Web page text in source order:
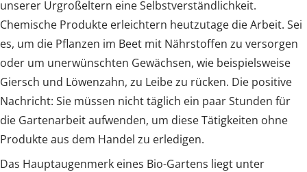
unserer Urgroßeltern eine Selbstverständlichkeit.
Chemische Produkte erleichtern heutzutage die Arbeit. Sei
es, um die Pflanzen im Beet mit Nährstoffen zu versorgen
oder um unerwünschten Gewächsen, wie beispielsweise
Giersch und Löwenzahn, zu Leibe zu rücken. Die positive
Nachricht: Sie müssen nicht täglich ein paar Stunden für
die Gartenarbeit aufwenden, um diese Tätigkeiten ohne
Produkte aus dem Handel zu erledigen.
Das Hauptaugenmerk eines Bio-Gartens liegt unter